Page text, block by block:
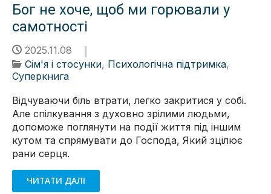
Бог не хоче, щоб ми горювали у
самотності
2025.11.08
Сім'я і стосунки, Психологічна підтримка,
Суперкнига
Відчуваючи біль втрати, легко закритися у собі.
Але спілкування з духовно зрілими людьми,
допоможе поглянути на події життя під іншим
кутом та спрямувати до Господа, Який зцілює
рани серця.
ЧИТАТИ ДАЛІ